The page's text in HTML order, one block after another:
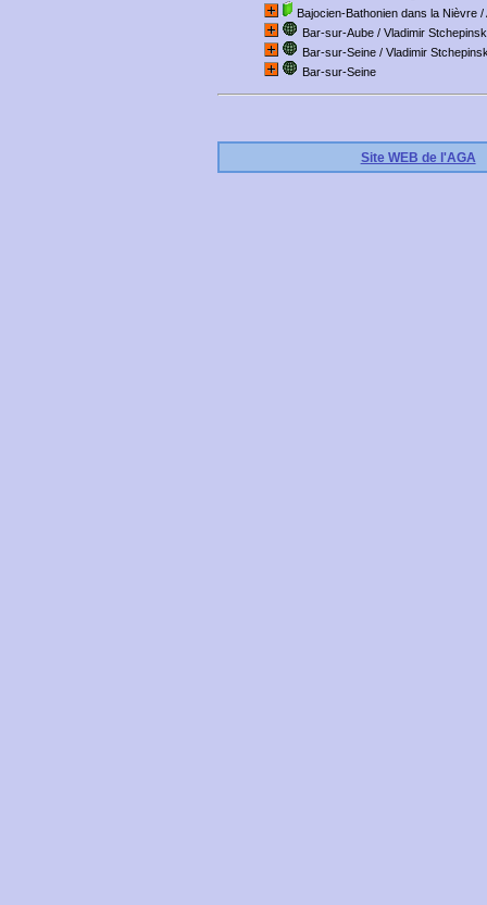
Bajocien-Bathonien dans la Nièvre /
Bar-sur-Aube / Vladimir
Bar-sur-Seine / Vladimir
Bar-sur-Seine
Site WEB de l'AGA